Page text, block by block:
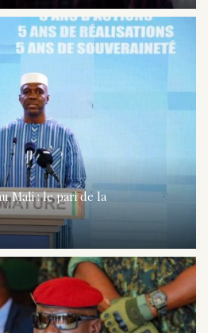
Mali : le pari de la